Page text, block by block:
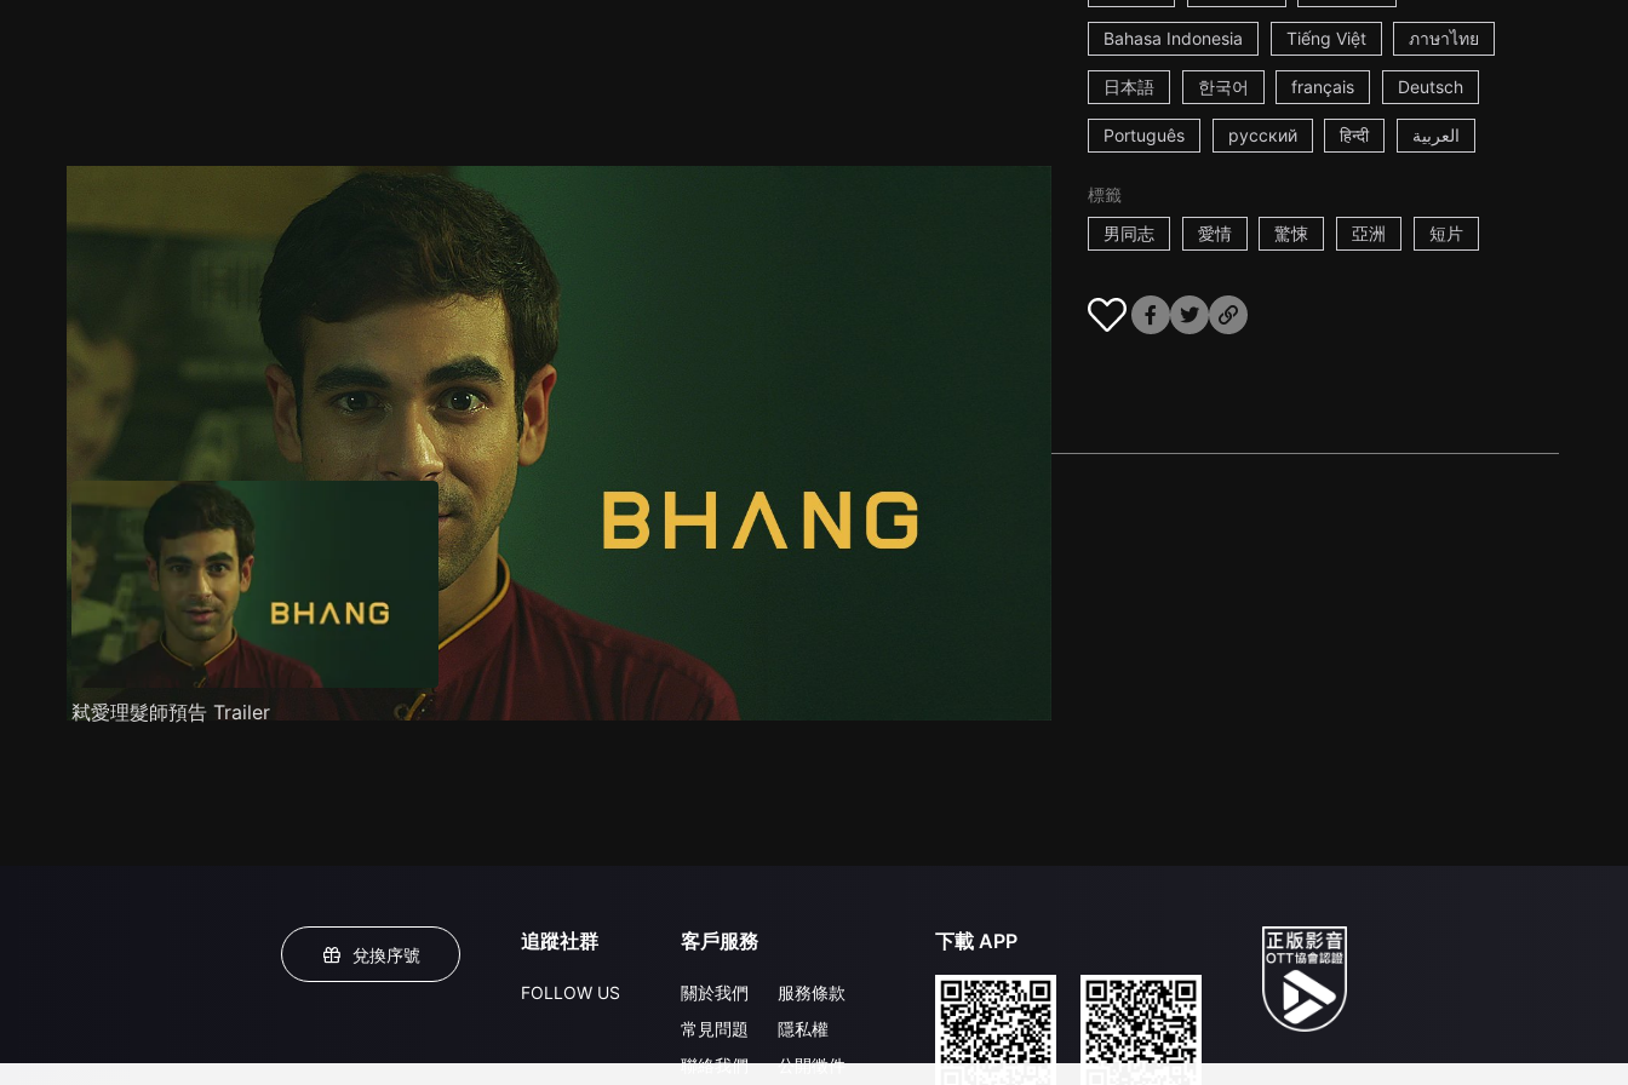
Bahasa Indonesia Tiếng Việt ภาษาไทย
日本語 한국어 français Deutsch
Português русский हिन्दी العربية
標籤
男同志
愛情 驚悚 亞洲 短片
推薦影片 劇情介紹
弒愛理髮師預告 Trailer
兌換序號
追蹤社群
FOLLOW US
客戶服務
關於我們
常見問題
聯絡我們
服務條款
隱私權
公開徵件
下載 APP